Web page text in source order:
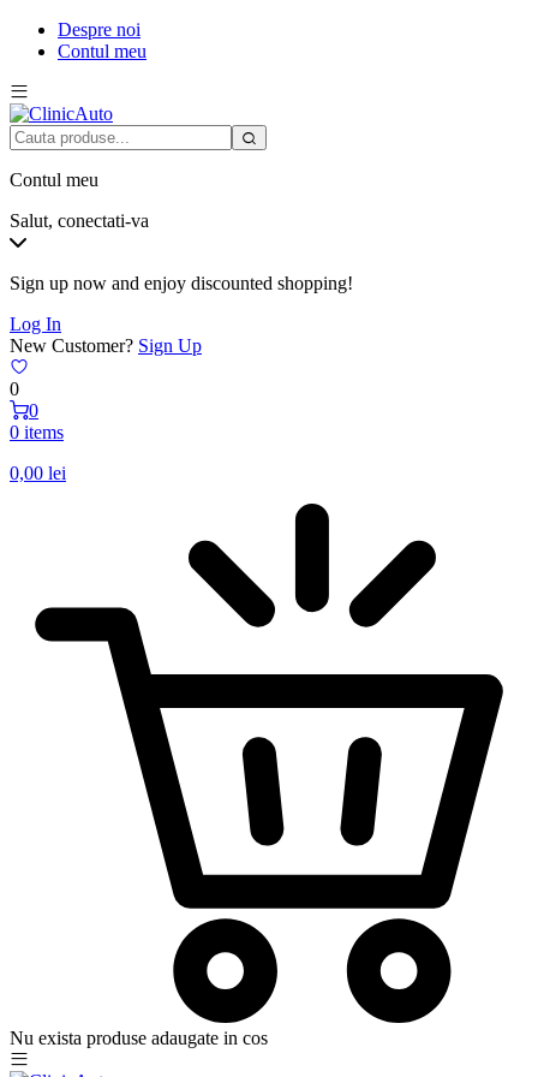
Despre noi
Contul meu
Contul meu
Salut, conectati-va
Sign up now and enjoy discounted shopping!
Log In
New Customer? Sign Up
0
0
0 items
0,00 lei
Nu exista produse adaugate in cos